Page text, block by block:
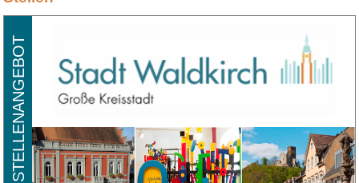
STELLENANGEBOT